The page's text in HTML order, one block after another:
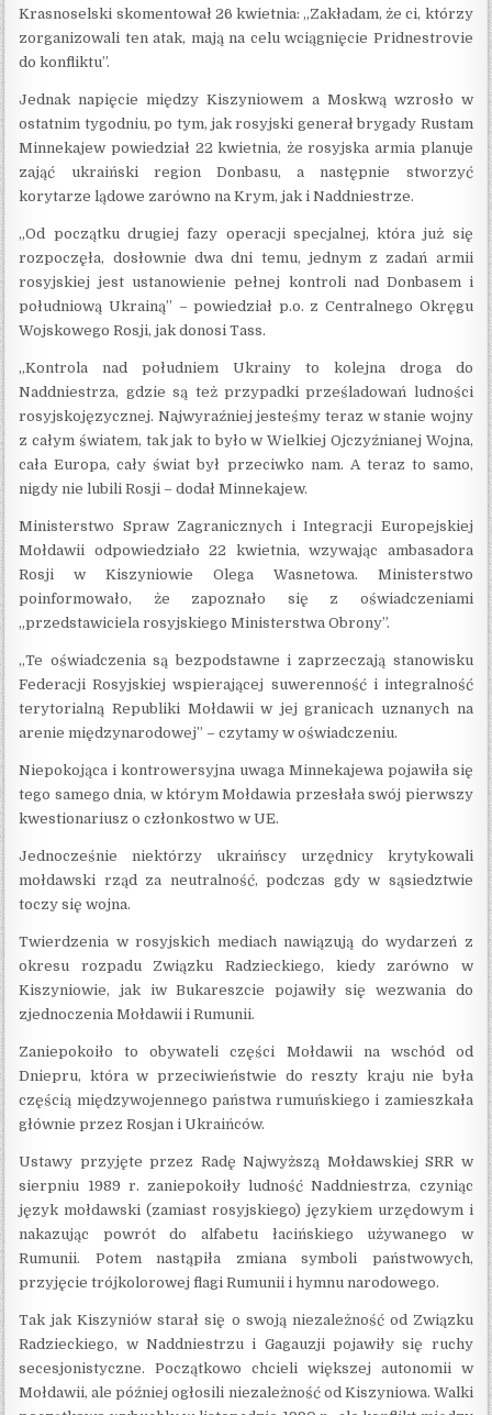
Krasnoselski skomentował 26 kwietnia: „Zakładam, że ci, którzy
zorganizowali ten atak, mają na celu wciągnięcie Pridnestrovie
do konfliktu”.
Jednak napięcie między Kiszyniowem a Moskwą wzrosło w
ostatnim tygodniu, po tym, jak rosyjski generał brygady Rustam
Minnekajew powiedział 22 kwietnia, że rosyjska armia planuje
zająć ukraiński region Donbasu, a następnie stworzyć
korytarze lądowe zarówno na Krym, jak i Naddniestrze.
„Od początku drugiej fazy operacji specjalnej, która już się
rozpoczęła, dosłownie dwa dni temu, jednym z zadań armii
rosyjskiej jest ustanowienie pełnej kontroli nad Donbasem i
południową Ukrainą” – powiedział p.o. z Centralnego Okręgu
Wojskowego Rosji, jak donosi Tass.
„Kontrola nad południem Ukrainy to kolejna droga do
Naddniestrza, gdzie są też przypadki prześladowań ludności
rosyjskojęzycznej. Najwyraźniej jesteśmy teraz w stanie wojny
z całym światem, tak jak to było w Wielkiej Ojczyźnianej Wojna,
cała Europa, cały świat był przeciwko nam. A teraz to samo,
nigdy nie lubili Rosji – dodał Minnekajew.
Ministerstwo Spraw Zagranicznych i Integracji Europejskiej
Mołdawii odpowiedziało 22 kwietnia, wzywając ambasadora
Rosji w Kiszyniowie Olega Wasnetowa. Ministerstwo
poinformowało, że zapoznało się z oświadczeniami
„przedstawiciela rosyjskiego Ministerstwa Obrony”.
„Te oświadczenia są bezpodstawne i zaprzeczają stanowisku
Federacji Rosyjskiej wspierającej suwerenność i integralność
terytorialną Republiki Mołdawii w jej granicach uznanych na
arenie międzynarodowej” – czytamy w oświadczeniu.
Niepokojąca i kontrowersyjna uwaga Minnekajewa pojawiła się
tego samego dnia, w którym Mołdawia przesłała swój pierwszy
kwestionariusz o członkostwo w UE.
Jednocześnie niektórzy ukraińscy urzędnicy krytykowali
mołdawski rząd za neutralność, podczas gdy w sąsiedztwie
toczy się wojna.
Twierdzenia w rosyjskich mediach nawiązują do wydarzeń z
okresu rozpadu Związku Radzieckiego, kiedy zarówno w
Kiszyniowie, jak iw Bukareszcie pojawiły się wezwania do
zjednoczenia Mołdawii i Rumunii.
Zaniepokoiło to obywateli części Mołdawii na wschód od
Dniepru, która w przeciwieństwie do reszty kraju nie była
częścią międzywojennego państwa rumuńskiego i zamieszkała
głównie przez Rosjan i Ukraińców.
Ustawy przyjęte przez Radę Najwyższą Mołdawskiej SRR w
sierpniu 1989 r. zaniepokoiły ludność Naddniestrza, czyniąc
język mołdawski (zamiast rosyjskiego) językiem urzędowym i
nakazując powrót do alfabetu łacińskiego używanego w
Rumunii. Potem nastąpiła zmiana symboli państwowych,
przyjęcie trójkolorowej flagi Rumunii i hymnu narodowego.
Tak jak Kiszyniów starał się o swoją niezależność od Związku
Radzieckiego, w Naddniestrzu i Gagauzji pojawiły się ruchy
secesjonistyczne. Początkowo chcieli większej autonomii w
Mołdawii, ale później ogłosili niezależność od Kiszyniowa. Walki